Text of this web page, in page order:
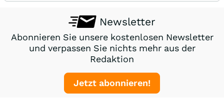
Newsletter
Abonnieren Sie unsere kostenlosen Newsletter
und verpassen Sie nichts mehr aus der
Redaktion
Jetzt abonnieren!